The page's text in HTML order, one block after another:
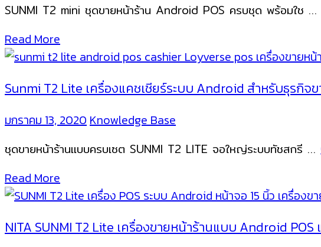
SUNMI T2 mini ชุดขายหน้าร้าน Android POS ครบชุด พร้อมใช …
Read More
Sunmi T2 Lite เครื่องแคชเชียร์ระบบ Android สำหรับธุรกิ
มกราคม 13, 2020Knowledge Base
ชุดขายหน้าร้านแบบครบเซต SUNMI T2 LITE จอใหญ่ระบบทัชสกรี …
Read More
NITA SUNMI T2 Lite เครื่องขายหน้าร้านแบบ Android